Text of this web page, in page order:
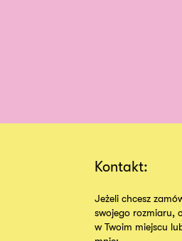
Kontakt:
Jeżeli chcesz
swojego rozmiaru,
w Twoim miejscu